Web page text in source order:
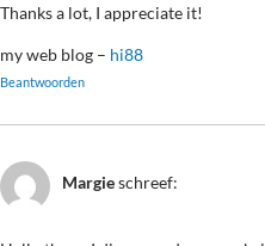
Thanks a lot, I appreciate it!
my web blog – hi88
Beantwoorden
Margieschreef: